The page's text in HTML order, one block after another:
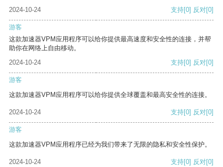
2024-10-24
支持[0] 反对[0]
游客
这款加速器VPM应用程序可以给你提供最高速度和安全性的连接，并帮
助你在网络上自由移动。
2024-10-24
支持[0] 反对[0]
游客
这款加速器VPM应用程序可以给你提供全球覆盖和最高安全性的连接。
2024-10-24 支持[0] 反对[0]
游客
这款加速器VPM应用程序已经为我们带来了无限的隐私和安全性保护。
2024-10-24 支持[0] 反对[0]